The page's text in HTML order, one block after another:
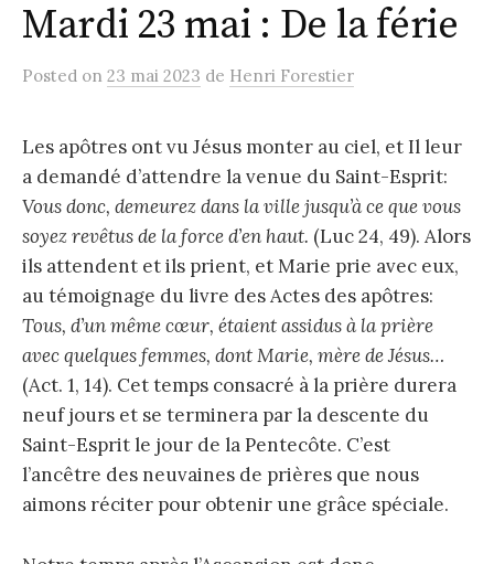
Mardi 23 mai : De la férie
Posted on 23 mai 2023 de Henri Forestier
Les apôtres ont vu Jésus monter au ciel, et Il leur
a demandé d’attendre la venue du Saint-Esprit:
Vous donc, demeurez dans la ville jusqu’à ce que vous
soyez revêtus de la force d’en haut. (Luc 24, 49). Alors
ils attendent et ils prient, et Marie prie avec eux,
au témoignage du livre des Actes des apôtres:
Tous, d’un même cœur, étaient assidus à la prière
avec quelques femmes, dont Marie, mère de Jésus…
(Act. 1, 14). Cet temps consacré à la prière durera
neuf jours et se terminera par la descente du
Saint-Esprit le jour de la Pentecôte. C’est
l’ancêtre des neuvaines de prières que nous
aimons réciter pour obtenir une grâce spéciale.